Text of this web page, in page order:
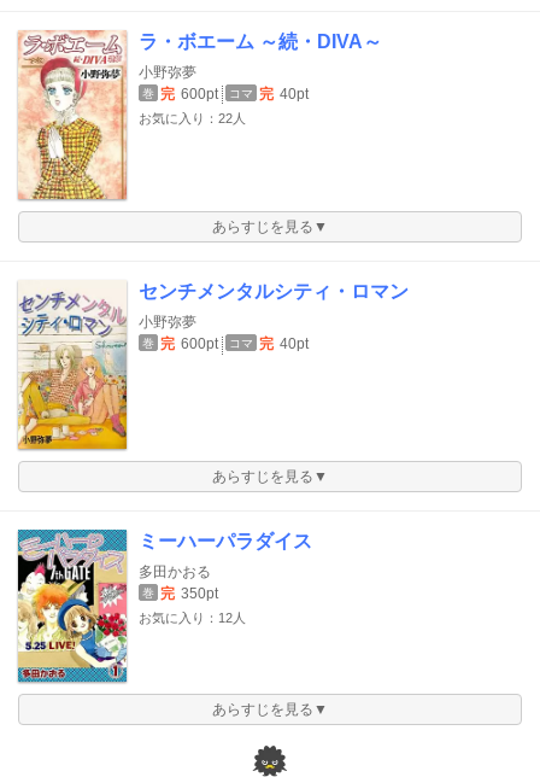
ラ・ボエーム ～続・DIVA～
小野弥夢
巻 完 600pt コマ 完 40pt
お気に入り：22人
あらすじを見る▼
センチメンタルシティ・ロマン
小野弥夢
巻 完 600pt コマ 完 40pt
あらすじを見る▼
ミーハーパラダイス
多田かおる
巻 完 350pt
お気に入り：12人
あらすじを見る▼